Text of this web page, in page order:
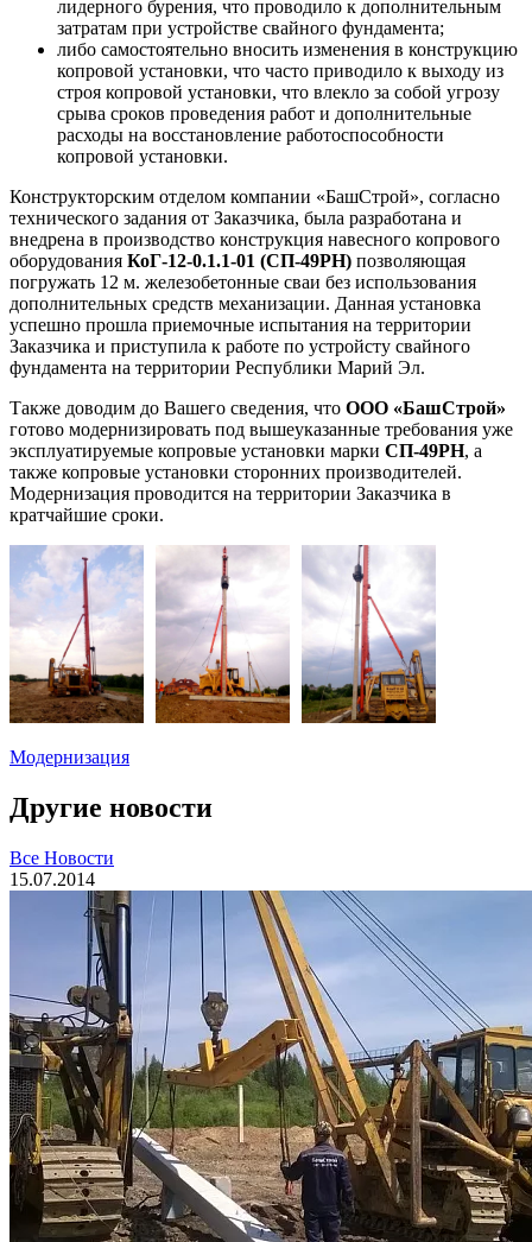
лидерного бурения, что проводило к дополнительным
затратам при устройстве свайного фундамента;
либо самостоятельно вносить изменения в конструкцию
копровой установки, что часто приводило к выходу из
строя копровой установки, что влекло за собой угрозу
срыва сроков проведения работ и дополнительные
расходы на восстановление работоспособности
копровой установки.
Конструкторским отделом компании «БашСтрой», согласно
технического задания от Заказчика, была разработана и
внедрена в производство конструкция навесного копрового
оборудования КоГ-12-0.1.1-01 (СП-49РН) позволяющая
погружать 12 м. железобетонные сваи без использования
дополнительных средств механизации. Данная установка
успешно прошла приемочные испытания на территории
Заказчика и приступила к работе по устройсту свайного
фундамента на территории Республики Марий Эл.
Также доводим до Вашего сведения, что ООО «БашСтрой»
готово модернизировать под вышеуказанные требования уже
эксплуатируемые копровые установки марки СП-49РН, а
также копровые установки сторонних производителей.
Модернизация проводится на территории Заказчика в
кратчайшие сроки.
Модернизация
Другие новости
Все Новости
15.07.2014